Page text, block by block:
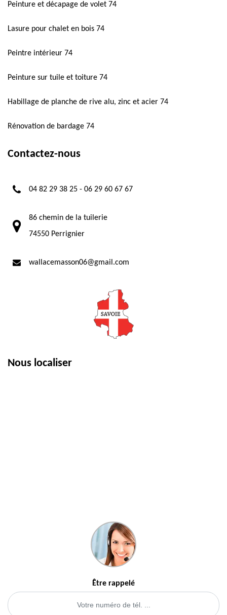
Peinture et décapage de volet 74
Lasure pour chalet en bois 74
Peintre intérieur 74
Peinture sur tuile et toiture 74
Habillage de planche de rive alu, zinc et acier 74
Rénovation de bardage 74
Contactez-nous
04 82 29 38 25 - 06 29 60 67 67
86 chemin de la tuilerie
74550 Perrignier
wallacemasson06@gmail.com
Nous localiser
Être rappelé